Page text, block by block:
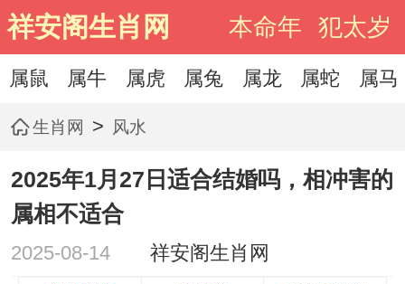
祥安阁生肖网 本命年 犯太岁
属鼠 属牛 属虎 属兔 属龙 属蛇 属马
生肖网 > 风水
2025年1月27日适合结婚吗，相冲害的
属相不适合
2025-08-14 祥安阁生肖网